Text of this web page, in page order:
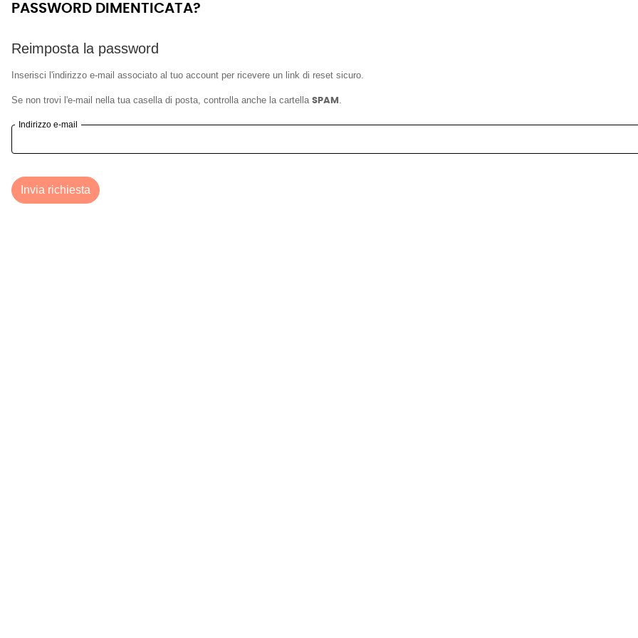
PASSWORD DIMENTICATA?
Reimposta la password
Inserisci l'indirizzo e-mail associato al tuo account per ricevere un link di reset sicuro.
Se non trovi l'e-mail nella tua casella di posta, controlla anche la cartella SPAM .
Indirizzo e-mail
Invia richiesta